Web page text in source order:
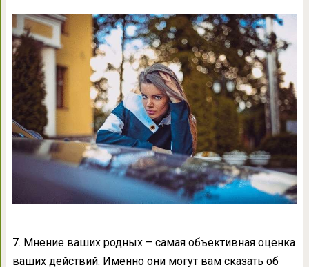
7. Мнение ваших родных – самая объективная оценка
ваших действий. Именно они могут вам сказать об